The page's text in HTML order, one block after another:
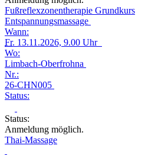
Fußreflexzonentherapie Grundkurs
Entspannungsmassage
Wann:
Fr. 13.11.2026, 9.00 Uhr
Wo:
Limbach-Oberfrohna
Nr.:
26-CHN005
Status:
Status:
Anmeldung möglich.
Thai-Massage